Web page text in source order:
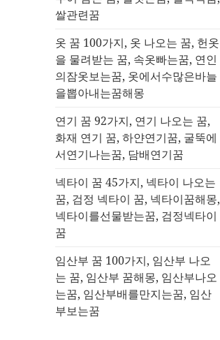
쌀관련꿈
옷 꿈 100가지, 옷 나오는 꿈, 헌옷
을 물려받는 꿈, 속옷빠는꿈, 연인
의잠옷보는꿈, 옷에서수많은바늘
을뽑아내는꿈해몽
연기 꿈 92가지, 연기 나오는 꿈,
화재 연기 꿈, 하얀연기꿈, 굴뚝에
서연기나는꿈, 담배연기꿈
넥타이 꿈 45가지, 넥타이 나오는
꿈, 검정 넥타이 꿈, 넥타이꿈해몽,
넥타이를선물받는꿈, 검정넥타이
꿈
임산부 꿈 100가지, 임산부 나오
는 꿈, 임산부 꿈해몽, 임산부나오
는꿈, 임산부배를만지는꿈, 임산
부보는꿈